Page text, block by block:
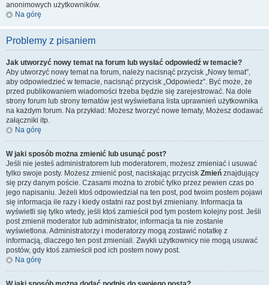
anonimowych użytkowników.
Na górę
Problemy z pisaniem
Jak utworzyć nowy temat na forum lub wysłać odpowiedź w temacie?
Aby utworzyć nowy temat na forum, należy nacisnąć przycisk „Nowy temat”,
aby odpowiedzieć w temacie, nacisnąć przycisk „Odpowiedz”. Być może, że
przed publikowaniem wiadomości trzeba będzie się zarejestrować. Na dole
strony forum lub strony tematów jest wyświetlana lista uprawnień użytkownika
na każdym forum. Na przykład: Możesz tworzyć nowe tematy, Możesz dodawać
załączniki itp.
Na górę
W jaki sposób można zmienić lub usunąć post?
Jeśli nie jesteś administratorem lub moderatorem, możesz zmieniać i usuwać
tylko swoje posty. Możesz zmienić post, naciskając przycisk Zmień znajdujący
się przy danym poście. Czasami można to zrobić tylko przez pewien czas po
jego napisaniu. Jeżeli ktoś odpowiedział na ten post, pod twoim postem pojawi
się informacja ile razy i kiedy ostatni raz post był zmieniany. Informacja ta
wyświetli się tylko wtedy, jeśli ktoś zamieścił pod tym postem kolejny post. Jeśli
post zmienił moderator lub administrator, informacja ta nie zostanie
wyświetlona. Administratorzy i moderatorzy mogą zostawić notatkę z
informacją, dlaczego ten post zmieniali. Zwykli użytkownicy nie mogą usuwać
postów, gdy ktoś zamieścił pod ich postem nowy post.
Na górę